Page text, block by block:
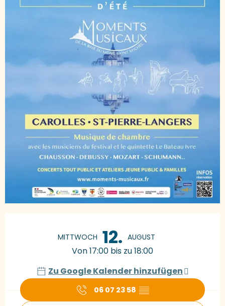
MITTWOCH 12. AUGUST
Von 17:00 bis zu 18:00
Zu Google Kalender hinzufügen
06 07 23 58 ▒▒